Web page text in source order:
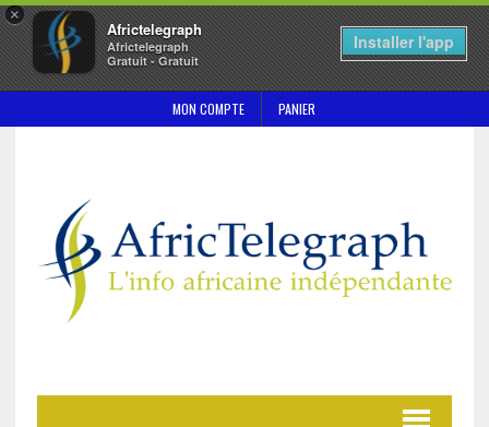
×
Africtelegraph
Africtelegraph
Gratuit - Gratuit
Installer l'app
MON COMPTE PANIER